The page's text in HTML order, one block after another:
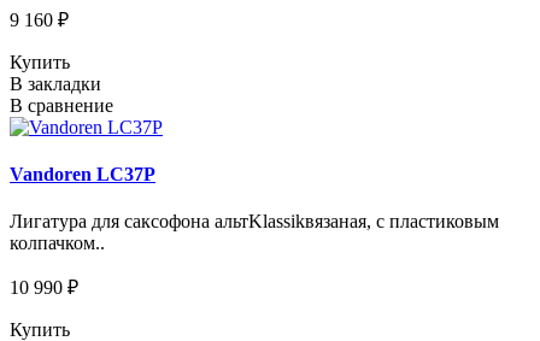
9 160 ₽
Купить
В закладки
В сравнение
Vandoren LC37P
Лигатура для саксофона альтKlassikвязаная, с пластиковым
колпачком..
10 990 ₽
Купить